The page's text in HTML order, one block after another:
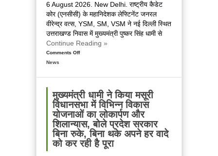
6 August 2026. New Delhi. राष्ट्रीय कैडेट
कोर (एनसीसी) के महानिदेशक लेफ्टिनेंट जनरल
वीरेन्द्र वत्स, YSM, SM, VSM ने नई दिल्ली स्थित
उत्तराखण्ड निवास में मुख्यमंत्री पुष्कर सिंह धामी से
Continue Reading »
Comments Offon
एनसीसी
ने
की
शिष्टाचार
भेंट,
उत्तराखण्ड
News
मुख्यमंत्री धामी ने किया मसूरी
विधानसभा में विभिन्न विकास
योजनाओं का लोकार्पण और
शिलान्यास, बोले प्रदेश सरकार
बिना रुके, बिना थके अपने हर वादे
को कर रही है पूरा